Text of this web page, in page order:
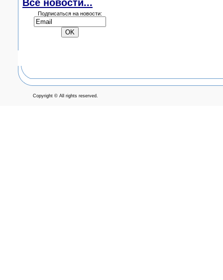
Подписаться на новости:
Copyright © All rights reserved.